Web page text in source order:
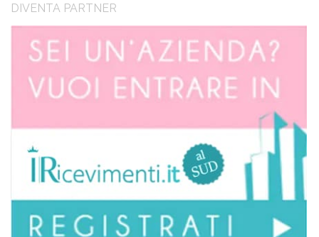
DIVENTA PARTNER